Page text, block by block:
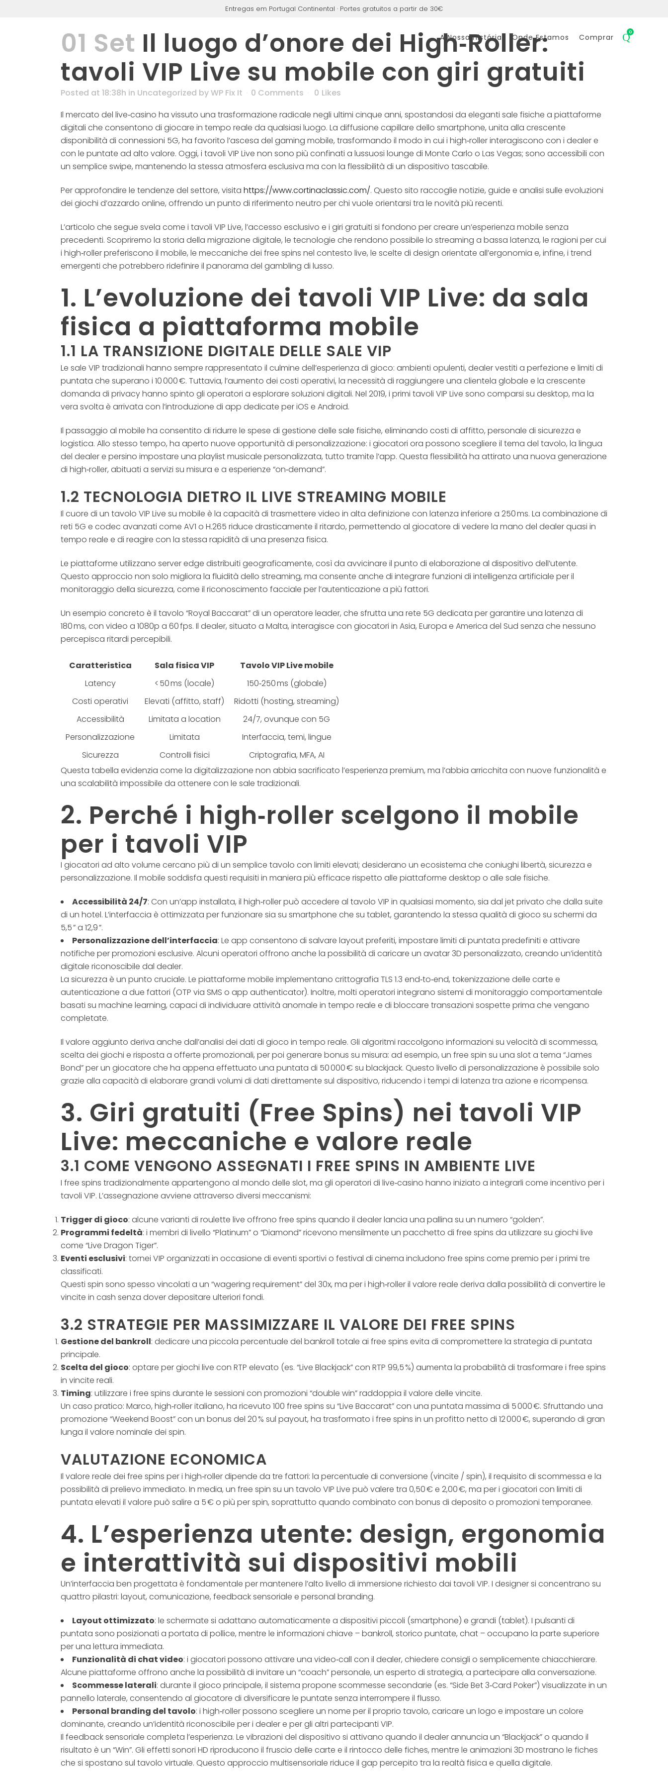
Entregas em Portugal Continental · Portes gratuitos a partir de 30€
0
A Nossa História Onde Estamos Comprar
01 Set Il luogo d’onore dei High‑Roller:
tavoli VIP Live su mobile con giri gratuiti
Posted at 18:38h in Uncategorized byWP Fix It 0 Comments 0 Likes
Il mercato del live‑casino ha vissuto una trasformazione radicale negli ultimi cinque anni, spostandosi da eleganti sale fisiche a piattaforme
digitali che consentono di giocare in tempo reale da qualsiasi luogo. La diffusione capillare dello smartphone, unita alla crescente
disponibilità di connessioni 5G, ha favorito l’ascesa del gaming mobile, trasformando il modo in cui i high‑roller interagiscono con i dealer e
con le puntate ad alto valore. Oggi, i tavoli VIP Live non sono più confinati a lussuosi lounge di Monte Carlo o Las Vegas; sono accessibili con
un semplice swipe, mantenendo la stessa atmosfera esclusiva ma con la flessibilità di un dispositivo tascabile.
Per approfondire le tendenze del settore, visita https://www.cortinaclassic.com/. Questo sito raccoglie notizie, guide e analisi sulle evoluzioni
dei giochi d’azzardo online, offrendo un punto di riferimento neutro per chi vuole orientarsi tra le novità più recenti.
L’articolo che segue svela come i tavoli VIP Live, l’accesso esclusivo e i giri gratuiti si fondono per creare un’esperienza mobile senza
precedenti. Scopriremo la storia della migrazione digitale, le tecnologie che rendono possibile lo streaming a bassa latenza, le ragioni per cui
i high‑roller preferiscono il mobile, le meccaniche dei free spins nel contesto live, le scelte di design orientate all’ergonomia e, infine, i trend
emergenti che potrebbero ridefinire il panorama del gambling di lusso.
1. L’evoluzione dei tavoli VIP Live: da sala
fisica a piattaforma mobile
1.1 LA TRANSIZIONE DIGITALE DELLE SALE VIP
Le sale VIP tradizionali hanno sempre rappresentato il culmine dell’esperienza di gioco: ambienti opulenti, dealer vestiti a perfezione e limiti di
puntata che superano i 10 000 €. Tuttavia, l’aumento dei costi operativi, la necessità di raggiungere una clientela globale e la crescente
domanda di privacy hanno spinto gli operatori a esplorare soluzioni digitali. Nel 2019, i primi tavoli VIP Live sono comparsi su desktop, ma la
vera svolta è arrivata con l’introduzione di app dedicate per iOS e Android.
Il passaggio al mobile ha consentito di ridurre le spese di gestione delle sale fisiche, eliminando costi di affitto, personale di sicurezza e
logistica. Allo stesso tempo, ha aperto nuove opportunità di personalizzazione: i giocatori ora possono scegliere il tema del tavolo, la lingua
del dealer e persino impostare una playlist musicale personalizzata, tutto tramite l’app. Questa flessibilità ha attirato una nuova generazione
di high‑roller, abituati a servizi su misura e a esperienze “on‑demand”.
1.2 TECNOLOGIA DIETRO IL LIVE STREAMING MOBILE
Il cuore di un tavolo VIP Live su mobile è la capacità di trasmettere video in alta definizione con latenza inferiore a 250 ms. La combinazione di
reti 5G e codec avanzati come AV1 o H.265 riduce drasticamente il ritardo, permettendo al giocatore di vedere la mano del dealer quasi in
tempo reale e di reagire con la stessa rapidità di una presenza fisica.
Le piattaforme utilizzano server edge distribuiti geograficamente, così da avvicinare il punto di elaborazione al dispositivo dell’utente.
Questo approccio non solo migliora la fluidità dello streaming, ma consente anche di integrare funzioni di intelligenza artificiale per il
monitoraggio della sicurezza, come il riconoscimento facciale per l’autenticazione a più fattori.
Un esempio concreto è il tavolo “Royal Baccarat” di un operatore leader, che sfrutta una rete 5G dedicata per garantire una latenza di
180 ms, con video a 1080p a 60 fps. Il dealer, situato a Malta, interagisce con giocatori in Asia, Europa e America del Sud senza che nessuno
percepisca ritardi percepibili.
Caratteristica Sala fisica VIP
Tavolo VIP Live mobile
Latency
< 50 ms (locale)
150‑250 ms (globale)
Costi operativi
Elevati (affitto, staff)
Ridotti (hosting, streaming)
Accessibilità
Limitata a location
24/7, ovunque con 5G
Personalizzazione
Limitata
Interfaccia, temi, lingue
Sicurezza
Controlli fisici
Criptografia, MFA, AI
Questa tabella evidenzia come la digitalizzazione non abbia sacrificato l’esperienza premium, ma l’abbia arricchita con nuove funzionalità e
una scalabilità impossibile da ottenere con le sale tradizionali.
2. Perché i high‑roller scelgono il mobile
per i tavoli VIP
I giocatori ad alto volume cercano più di un semplice tavolo con limiti elevati; desiderano un ecosistema che coniughi libertà, sicurezza e
personalizzazione. Il mobile soddisfa questi requisiti in maniera più efficace rispetto alle piattaforme desktop o alle sale fisiche.
Accessibilità 24/7: Con un’app installata, il high‑roller può accedere al tavolo VIP in qualsiasi momento, sia dal jet privato che dalla suite
di un hotel. L’interfaccia è ottimizzata per funzionare sia su smartphone che su tablet, garantendo la stessa qualità di gioco su schermi da
5,5 ” a 12,9 ”.
Personalizzazione dell’interfaccia: Le app consentono di salvare layout preferiti, impostare limiti di puntata predefiniti e attivare
notifiche per promozioni esclusive. Alcuni operatori offrono anche la possibilità di caricare un avatar 3D personalizzato, creando un’identità
digitale riconoscibile dal dealer.
La sicurezza è un punto cruciale. Le piattaforme mobile implementano crittografia TLS 1.3 end‑to‑end, tokenizzazione delle carte e
autenticazione a due fattori (OTP via SMS o app authenticator). Inoltre, molti operatori integrano sistemi di monitoraggio comportamentale
basati su machine learning, capaci di individuare attività anomale in tempo reale e di bloccare transazioni sospette prima che vengano
completate.
Il valore aggiunto deriva anche dall’analisi dei dati di gioco in tempo reale. Gli algoritmi raccolgono informazioni su velocità di scommessa,
scelta dei giochi e risposta a offerte promozionali, per poi generare bonus su misura: ad esempio, un free spin su una slot a tema “James
Bond” per un giocatore che ha appena effettuato una puntata di 50 000 € su blackjack. Questo livello di personalizzazione è possibile solo
grazie alla capacità di elaborare grandi volumi di dati direttamente sul dispositivo, riducendo i tempi di latenza tra azione e ricompensa.
3. Giri gratuiti (Free Spins) nei tavoli VIP
Live: meccaniche e valore reale
3.1 COME VENGONO ASSEGNATI I FREE SPINS IN AMBIENTE LIVE
I free spins tradizionalmente appartengono al mondo delle slot, ma gli operatori di live‑casino hanno iniziato a integrarli come incentivo per i
tavoli VIP. L’assegnazione avviene attraverso diversi meccanismi:
Trigger di gioco: alcune varianti di roulette live offrono free spins quando il dealer lancia una pallina su un numero “golden”.
Programmi fedeltà: i membri di livello “Platinum” o “Diamond” ricevono mensilmente un pacchetto di free spins da utilizzare su giochi live
come “Live Dragon Tiger”.
Eventi esclusivi: tornei VIP organizzati in occasione di eventi sportivi o festival di cinema includono free spins come premio per i primi tre
classificati.
Questi spin sono spesso vincolati a un “wagering requirement” del 30x, ma per i high‑roller il valore reale deriva dalla possibilità di convertire le
vincite in cash senza dover depositare ulteriori fondi.
3.2 STRATEGIE PER MASSIMIZZARE IL VALORE DEI FREE SPINS
Gestione del bankroll: dedicare una piccola percentuale del bankroll totale ai free spins evita di compromettere la strategia di puntata
principale.
Scelta del gioco: optare per giochi live con RTP elevato (es. “Live Blackjack” con RTP 99,5 %) aumenta la probabilità di trasformare i free spins
in vincite reali.
Timing: utilizzare i free spins durante le sessioni con promozioni “double win” raddoppia il valore delle vincite.
Un caso pratico: Marco, high‑roller italiano, ha ricevuto 100 free spins su “Live Baccarat” con una puntata massima di 5 000 €. Sfruttando una
promozione “Weekend Boost” con un bonus del 20 % sul payout, ha trasformato i free spins in un profitto netto di 12 000 €, superando di gran
lunga il valore nominale dei spin.
VALUTAZIONE ECONOMICA
Il valore reale dei free spins per i high‑roller dipende da tre fattori: la percentuale di conversione (vincite / spin), il requisito di scommessa e la
possibilità di prelievo immediato. In media, un free spin su un tavolo VIP Live può valere tra 0,50 € e 2,00 €, ma per i giocatori con limiti di
puntata elevati il valore può salire a 5 € o più per spin, soprattutto quando combinato con bonus di deposito o promozioni temporanee.
4. L’esperienza utente: design, ergonomia
e interattività sui dispositivi mobili
Un’interfaccia ben progettata è fondamentale per mantenere l’alto livello di immersione richiesto dai tavoli VIP. I designer si concentrano su
quattro pilastri: layout, comunicazione, feedback sensoriale e personal branding.
Layout ottimizzato: le schermate si adattano automaticamente a dispositivi piccoli (smartphone) e grandi (tablet). I pulsanti di
puntata sono posizionati a portata di pollice, mentre le informazioni chiave – bankroll, storico puntate, chat – occupano la parte superiore
per una lettura immediata.
Funzionalità di chat video: i giocatori possono attivare una video‑call con il dealer, chiedere consigli o semplicemente chiacchierare.
Alcune piattaforme offrono anche la possibilità di invitare un “coach” personale, un esperto di strategia, a partecipare alla conversazione.
Scommesse laterali: durante il gioco principale, il sistema propone scommesse secondarie (es. “Side Bet 3‑Card Poker”) visualizzate in un
pannello laterale, consentendo al giocatore di diversificare le puntate senza interrompere il flusso.
Personal branding del tavolo: i high‑roller possono scegliere un nome per il proprio tavolo, caricare un logo e impostare un colore
dominante, creando un’identità riconoscibile per i dealer e per gli altri partecipanti VIP.
Il feedback sensoriale completa l’esperienza. Le vibrazioni del dispositivo si attivano quando il dealer annuncia un “Blackjack” o quando il
risultato è un “Win”. Gli effetti sonori HD riproducono il fruscio delle carte e il rintocco delle fiches, mentre le animazioni 3D mostrano le fiches
che si spostano sul tavolo virtuale. Questo approccio multisensoriale riduce il gap percepito tra la realtà fisica e quella digitale.